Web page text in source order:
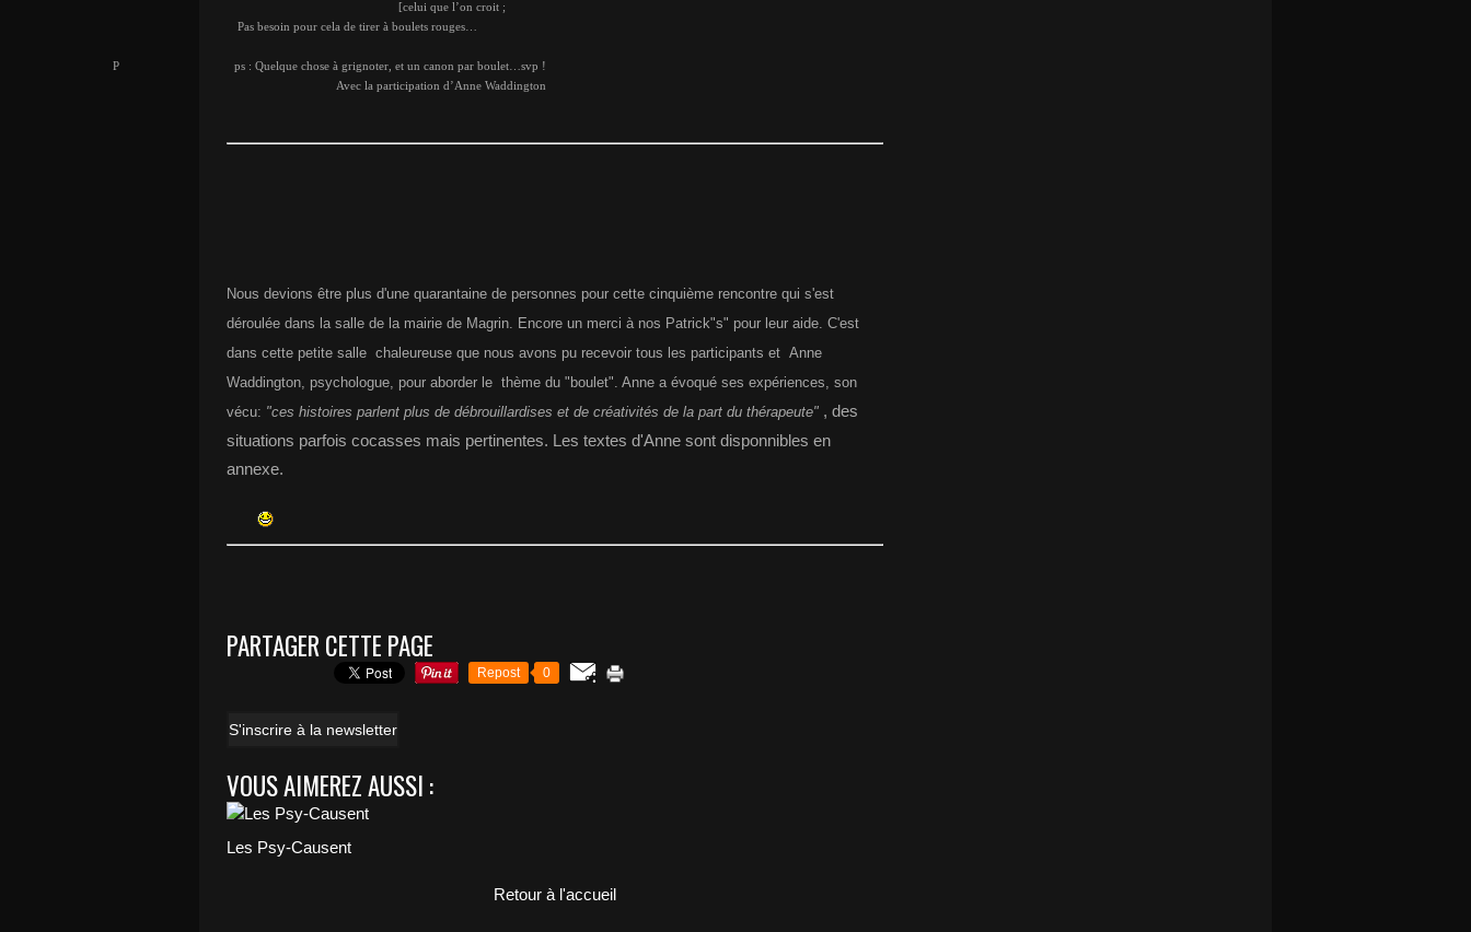
[celui que l’on croit ;
Pas besoin pour cela de tirer à boulets rouges…
P ps : Quelque chose à grignoter, et un canon par boulet…svp !
Avec la participation d’Anne Waddington
Nous devions être plus d'une quarantaine de personnes pour cette cinquième rencontre qui s'est
déroulée dans la salle de la mairie de Magrin. Encore un merci à nos Patrick"s" pour leur aide. C'est
dans cette petite salle chaleureuse que nous avons pu recevoir tous les participants et Anne
Waddington, psychologue, pour aborder le thème du "boulet". Anne a évoqué ses expériences, son
vécu: "ces histoires parlent plus de débrouillardises et de créativités de la part du thérapeute" , des
situations parfois cocasses mais pertinentes. Les textes d'Anne sont disponnibles en
annexe.
PARTAGER CETTE PAGE
Repost 0
S'inscrire à la newsletter
VOUS AIMEREZ AUSSI :
Les Psy-Causent
Retour à l'accueil